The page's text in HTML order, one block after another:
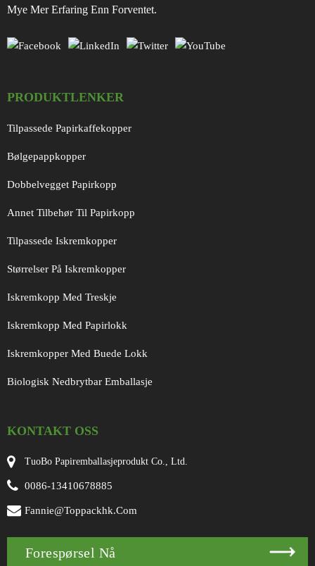
Mye Mer Erfaring Enn Forventet.
PRODUKTLENKER
Tilpassede Papirkaffekopper
Bølgepappkopper
Dobbelvegget Papirkopp
Annet Tilbehør Til Papirkopp
Tilpassede Iskremkopper
Størrelser På Iskremkopper
Iskremkopp Med Treskje
Iskremkopp Med Papirlokk
Iskremkopper Med Buede Lokk
Biologisk Nedbrytbar Emballasje
KONTAKT OSS
TuoBo Papiremballasjeprodukt Co., Ltd.
0086-13410678885
Fannie@toppackhk.com
Forespørsel Nå